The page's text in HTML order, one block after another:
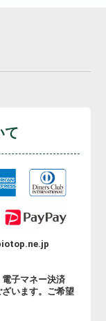
て
子マネー決済
ざいます。ご希望